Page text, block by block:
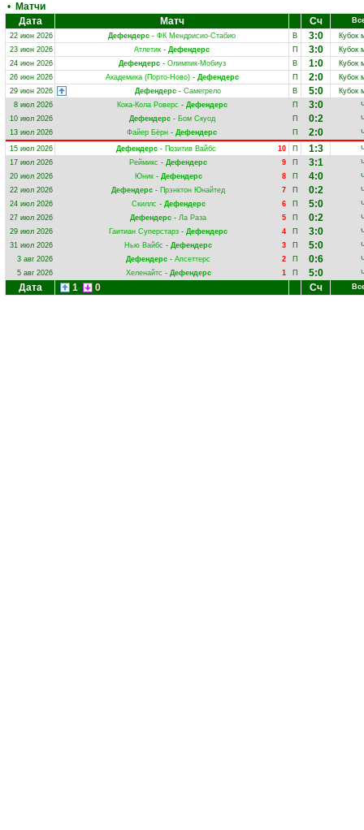
• Матчи
Дата
Матч Сч
22 июн 2026
Дефендерс - ФК Мендрисио-Стабио В 3:0
Кубок
23 июн 2026
Атлетик - Дефендерс П 3:0
Кубок
24 июн 2026
Дефендерс- Олимпик-Мобиуз В 1:0
Кубок
26 июн 2026
Академика (Порто-Ново)- Дефендерс П 2:0
Кубок
29 июн 2026
Дефендерс- Самегрело В 5:0
Кубок
8 июл 2026
Кока-Кола Роверс - Дефендерс П 3:0
10 июл 2026
Дефендерс- Бом Скуод П 0:2
13 июл 2026
Файер Бёрн - Дефендерс П 2:0
15 июл 2026
10
Дефендерс - Позитив Вайбс П 1:3
17 июл 2026
9
Реймикс - Дефендерс П 3:1
20 июл 2026
8
Юник- Дефендерс П 4:0
22 июл 2026
7
Дефендерс - Прэнктон Юнайтед П 0:2
24 июл 2026
6
Скиллс - Дефендерс П 5:0
27 июл 2026
5
Дефендерс - Ла Раза П 0:2
29 июл 2026
4
Гаитиан Суперстарз - Дефендерс П 3:0
31 июл 2026
3
Нью Вайбс - Дефендерс П 5:0
3 авг 2026
2
Дефендерс - Апсеттерс П 0:6
5 авг 2026
1
Хеленайтс - Дефендерс П 5:0
Дата 1 0 Сч